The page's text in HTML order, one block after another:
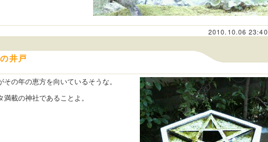
2010.10.06 23:40
井戸
その年の恵方を向いているそうな。
満載の神社であることよ。